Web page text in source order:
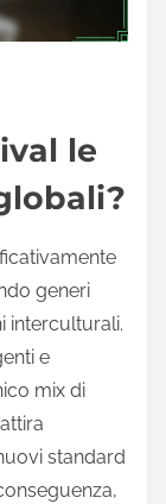
le
generi
interculturali.
e
mix di
standard